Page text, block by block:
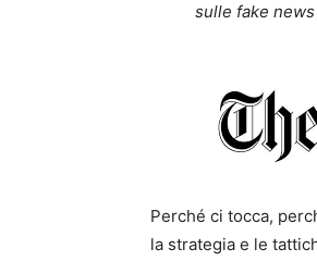
sulle fake
Perché ci tocca,
la strategia e le